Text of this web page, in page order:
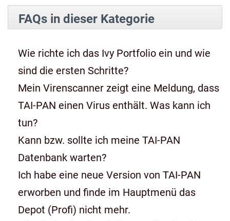
FAQs in dieser Kategorie
Wie richte ich das Ivy Portfolio ein und wie
sind die ersten Schritte?
Mein Virenscanner zeigt eine Meldung, dass
TAI-PAN einen Virus enthält. Was kann ich
tun?
Kann bzw. sollte ich meine TAI-PAN
Datenbank warten?
Ich habe eine neue Version von TAI-PAN
erworben und finde im Hauptmenü das
Depot (Profi) nicht mehr.